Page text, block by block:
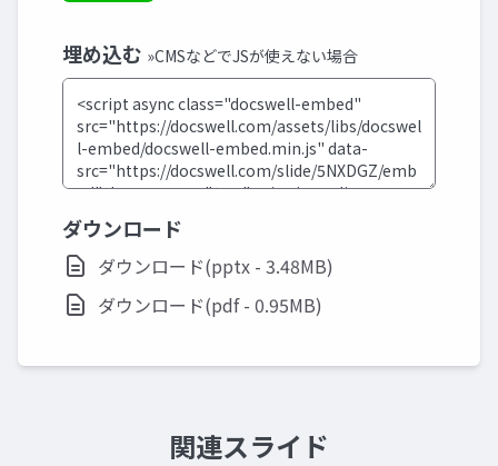
埋め込む »CMSなどでJSが使えない場合
ダウンロード
ダウンロード(pptx - 3.48MB)
ダウンロード(pdf - 0.95MB)
関連スライド